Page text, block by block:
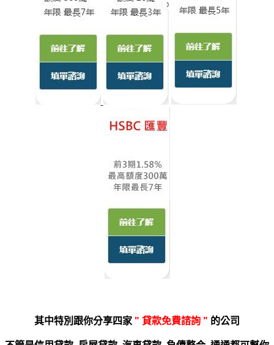
其中特別跟你分享四家 " 貸款免費諮詢 " 的公司